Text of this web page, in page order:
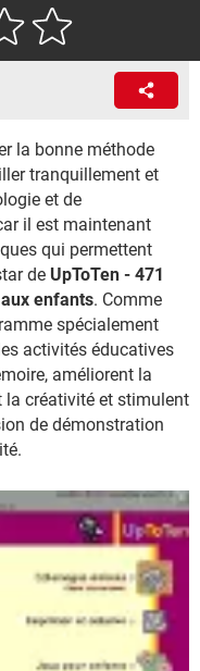
la bonne méthode
tranquillement et
et de
il est maintenant
qui permettent
de UpToTen - 471
enfants. Comme
spécialement
activités éducatives
améliorent la
la créativité et stimulent
de démonstration